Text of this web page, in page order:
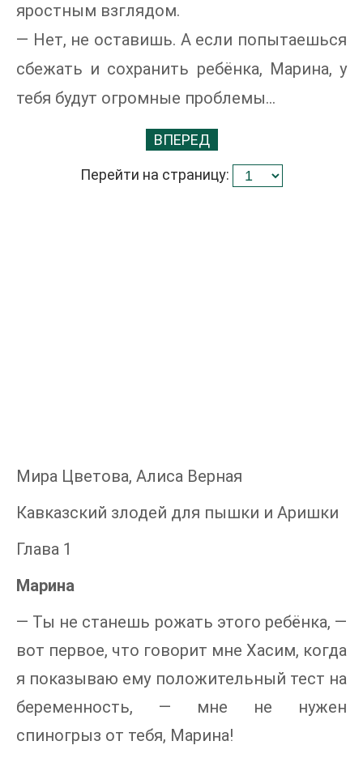
яростным взглядом.
— Нет, не оставишь. А если попытаешься
сбежать и сохранить ребёнка, Марина, у
тебя будут огромные проблемы...
ВПЕРЕД
Перейти на страницу:
Мира Цветова, Алиса Верная
Кавказский злодей для пышки и Аришки
Глава 1
Марина
— Ты не станешь рожать этого ребёнка, —
вот первое, что говорит мне Хасим, когда
я показываю ему положительный тест на
беременность, — мне не нужен
спиногрыз от тебя, Марина!